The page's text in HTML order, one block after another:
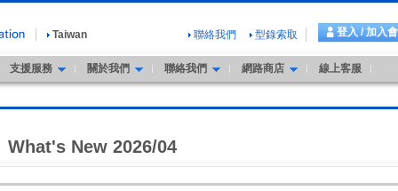
Taiwan 聯絡我們 型錄索取 登入 / 加入
支援服務 關於我們 聯絡我們 網路商店 線上客服
What's New 2026/04